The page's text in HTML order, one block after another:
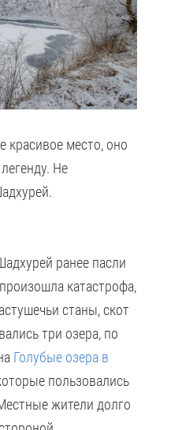
красивое место, оно
Не
ранее пасли
катастрофа,
станы, скот
три озера, по
Голубые озера в
пользовались
жители долго